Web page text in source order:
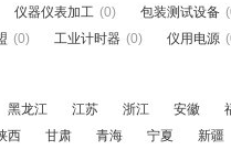
仪器仪表加工 (0) 包装测试设备
(0) 工业计时器 (0) 仪用电源
黑龙江 江苏 浙江 安徽
西 甘肃 青海 宁夏 新疆